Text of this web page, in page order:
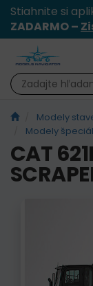
Stiahnite si
ZADARMO –
Modely
Modely
CAT